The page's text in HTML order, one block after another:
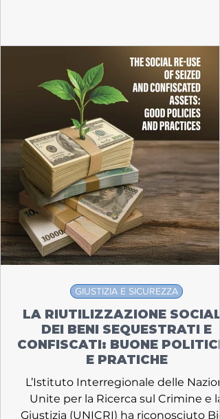
LA RIUTILIZZAZIONE
DEI BENI SEQUESTRATI E
CONFISCATI: BUONE
E PRATICHE
L’Istituto Interregionale delle
Unite per la Ricerca sul Crimine e la
Giustizia (UNICRI) ha riconosciuto
GIUSTIZIA E SICUREZZA